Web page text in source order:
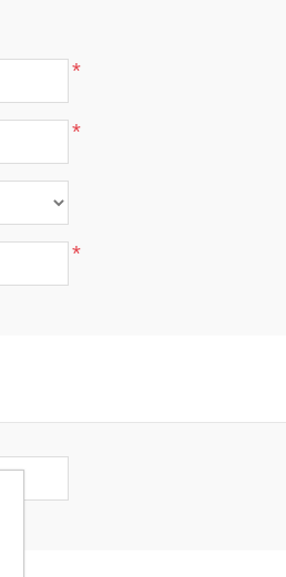
*
*
*